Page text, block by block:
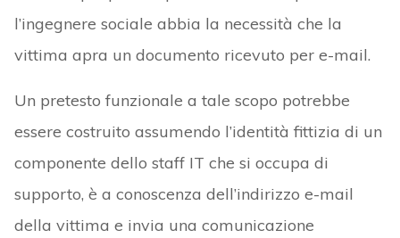
l’ingegnere sociale abbia la necessità che la
vittima apra un documento ricevuto per e-mail.
Un pretesto funzionale a tale scopo potrebbe
essere costruito assumendo l’identità fittizia di un
componente dello staff IT che si occupa di
supporto, è a conoscenza dell’indirizzo e-mail
della vittima e invia una comunicazione